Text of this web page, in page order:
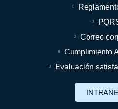
Correo
Cumplimiento
Evaluación